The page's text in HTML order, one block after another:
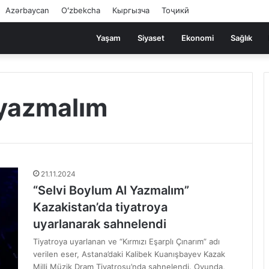
Azərbaycan Oʻzbekcha Кыргызча Тоҷикӣ
Yaşam Siyaset Ekonomi Sağlık
21.11.2024
“Selvi Boylum Al Yazmalım”
Kazakistan’da tiyatroya
uyarlanarak sahnelendi
Tiyatroya uyarlanan ve “Kırmızı Eşarplı Çınarım” adı
verilen eser, Astana’daki Kalibek Kuanışbayev Kazak
Milli Müzik Dram Tiyatrosu’nda sahnelendi. Oyunda,